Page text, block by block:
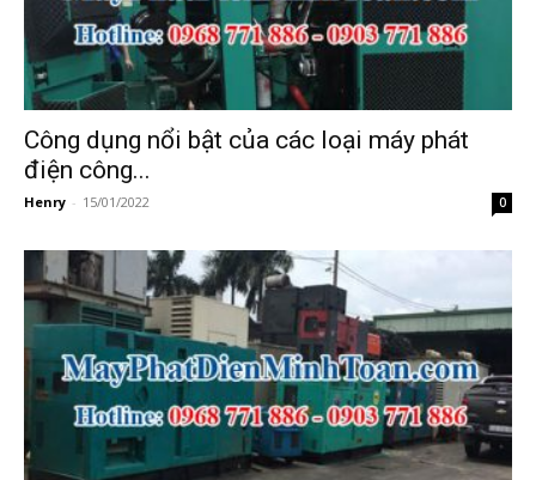
Công dụng nổi bật của các loại máy phát
điện công...
Henry - 15/01/2022 0